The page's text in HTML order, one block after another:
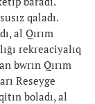
qaladı.
al Qırım
rekreaciyalıq
bwrın Qırım
Reseyge
boladı, al